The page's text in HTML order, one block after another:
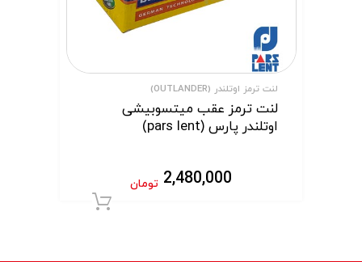
لنت ترمز اوتلندر (OUTLANDER)
لنت ترمز عقب میتسوبیشی
اوتلندر پارس (pars lent)
2,480,000 تومان